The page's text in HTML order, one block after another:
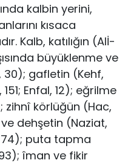
kalbin yerini,
kısaca
Kalb, katılığın (Alİ-
büyüklenme ve
gafletin (Kehf,
Enfal, 12); eğrilme
zihnî körlüğün (Hac,
dehşetin (Naziat,
74); puta tapma
îman ve fikir